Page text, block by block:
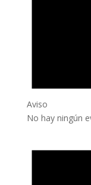
Aviso
No hay ningún